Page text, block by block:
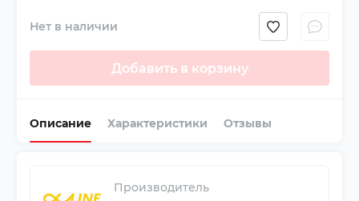
Нет в наличии
Добавить в корзину
Описание Характеристики Отзывы
Производитель